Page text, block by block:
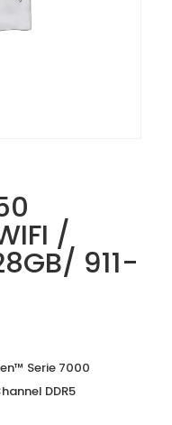
/
911-
Serie 7000
DDR5